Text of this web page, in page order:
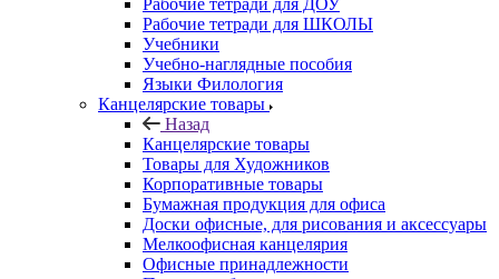
Рабочие тетради для ДОУ
Рабочие тетради для ШКОЛЫ
Учебники
Учебно-наглядные пособия
Языки Филология
Канцелярские товары
Назад
Канцелярские товары
Товары для Художников
Корпоративные товары
Бумажная продукция для офиса
Доски офисные, для рисования и аксессуары
Мелкоофисная канцелярия
Офисные принадлежности